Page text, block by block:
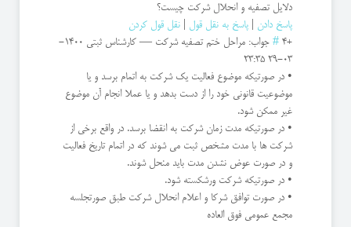
دلایل تصفیه و انحلال شرکت چیست؟
پاسخ دادن
پاسخ به نقل قول
نقل قول کردن
+4
# جواب: مراحل ختم تصفیه شرکت — کارشناس ثبتی
1400-
03-29 23:35
• در صورتیکه موضوع فعالیت یک شرکت به اتمام برسد و یا
موضوعیت قانونی خود را از دست بدهد و یا عملا انجام آن موضوع
غیر ممکن شود.
• در صورتیکه مدت زمان شرکت به انقضا برسد. در واقع برخی از
شرکت ها با مدت مشخص ثبت می شوند که در اتمام تاریخ فعالیت
و در صورت عوض نشدن مدت باید منحل شوند.
• در صورتیکه شرکت ورشکسته شود.
• در صورت توافق شرکا و اعلام انحلال شرکت طبق صورتجلسه
مجمع عمومی فوق العاده